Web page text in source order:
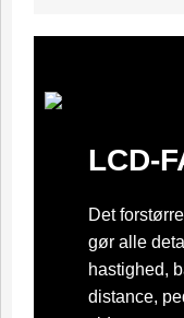
LCD-
Det
gør alle
hastighed,
distance,